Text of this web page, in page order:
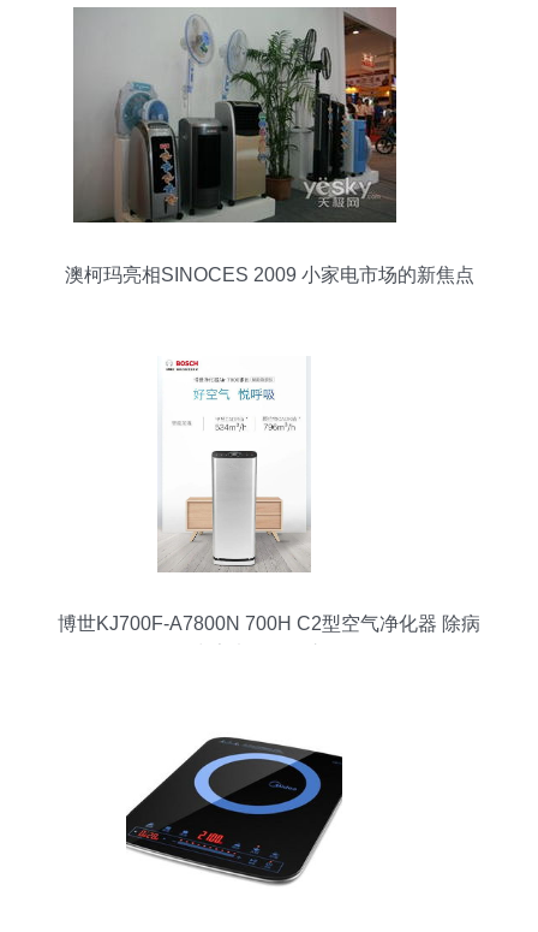
澳柯玛亮相SINOCES 2009 小家电市场的新焦点
博世KJ700F-A7800N 700H C2型空气净化器 除病